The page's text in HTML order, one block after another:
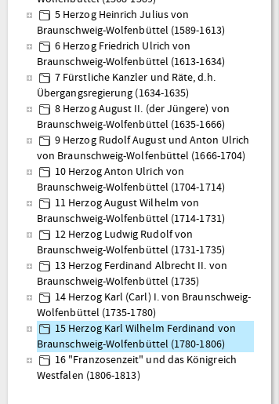
5 Herzog Heinrich Julius von
Braunschweig-Wolfenbüttel (1589-1613)
6 Herzog Friedrich Ulrich von
Braunschweig-Wolfenbüttel (1613-1634)
7 Fürstliche Kanzler und Räte, d.h.
Übergangsregierung (1634-1635)
8 Herzog August II. (der Jüngere) von
Braunschweig-Wolfenbüttel (1635-1666)
9 Herzog Rudolf August und Anton Ulrich
von Braunschweig-Wolfenbüttel (1666-1704)
10 Herzog Anton Ulrich von
Braunschweig-Wolfenbüttel (1704-1714)
11 Herzog August Wilhelm von
Braunschweig-Wolfenbüttel (1714-1731)
12 Herzog Ludwig Rudolf von
Braunschweig-Wolfenbüttel (1731-1735)
13 Herzog Ferdinand Albrecht II. von
Braunschweig-Wolfenbüttel (1735)
14 Herzog Karl (Carl) I. von Braunschweig-
Wolfenbüttel (1735-1780)
15 Herzog Karl Wilhelm Ferdinand von
Braunschweig-Wolfenbüttel (1780-1806)
16 "Franzosenzeit" und das Königreich
Westfalen (1806-1813)